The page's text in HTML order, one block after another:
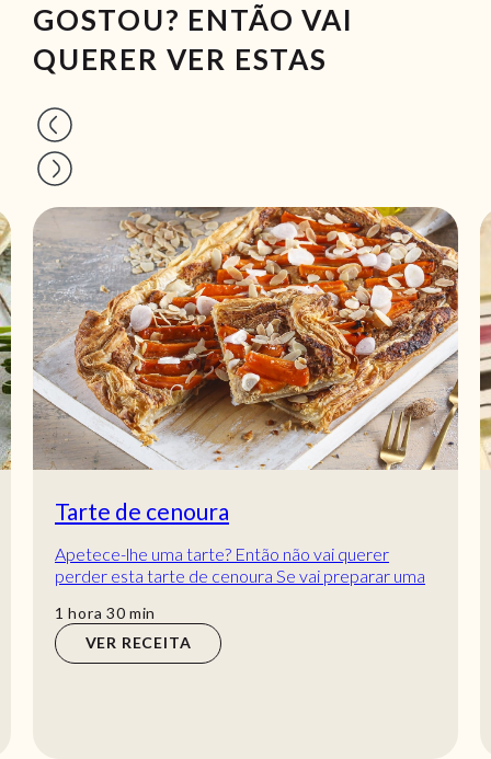
GOSTOU? ENTÃO VAI
QUERER VER ESTAS
Tarte de cenoura
Apetece-lhe uma tarte? Então não vai querer
perder esta tarte de cenoura Se vai preparar uma
1 hora
hora 30min
min
VER RECEITA